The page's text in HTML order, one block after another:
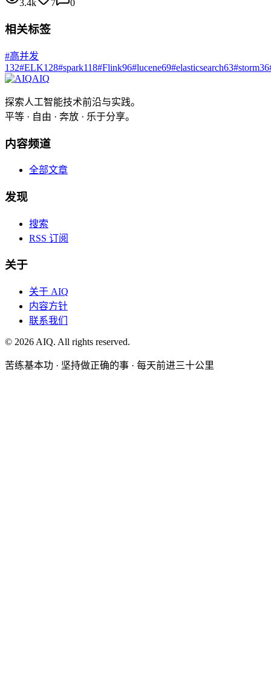
3.4k
7 0
相关标签
#高并发
132#ELK128#spark118#Flink96#lucene69#elasticsearch63#storm36
AIQ
探索人工智能技术前沿与实践。
平等 · 自由 · 奔放 · 乐于分享。
内容频道
全部文章
发现
搜索
RSS 订阅
关于
关于 AIQ
内容方针
联系我们
© 2026 AIQ. All rights reserved.
苦练基本功 · 坚持做正确的事 · 每天前进三十公里